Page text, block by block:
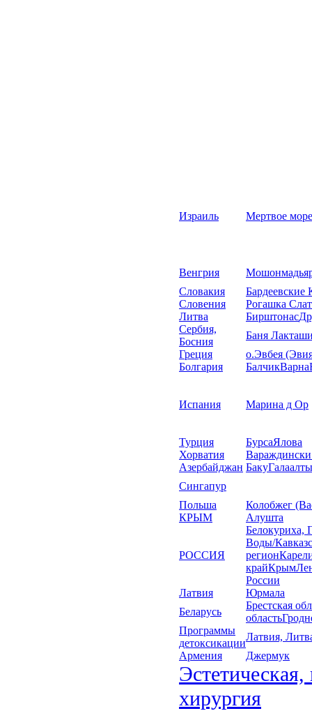
Израиль Мертвое море
Венгрия
Словакия
Бардеевские
Словения
Рогашка
Литва
Бирштонас
Сербия,
Босния
Баня
Греция
о.Эвбея
Болгария
БалчикВарна
Испания Марина д Ор
Турция БурсаЯлова
Хорватия
Азербайджан Баку
Сингапур
Польша
Колобжег
КРЫМ
Алушта
РОССИЯ
Белокуриха,
Воды/
регион
крайКрым
России
Латвия
Юрмала
Беларусь
Брестская
область
Программы
детоксикации
Латвия,
Армения
Джермук
Эстетическая,
хирургия